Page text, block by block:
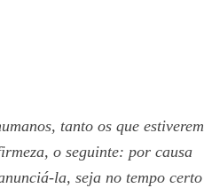
tanto os que estiverem
o seguinte: por causa
la, seja no tempo certo